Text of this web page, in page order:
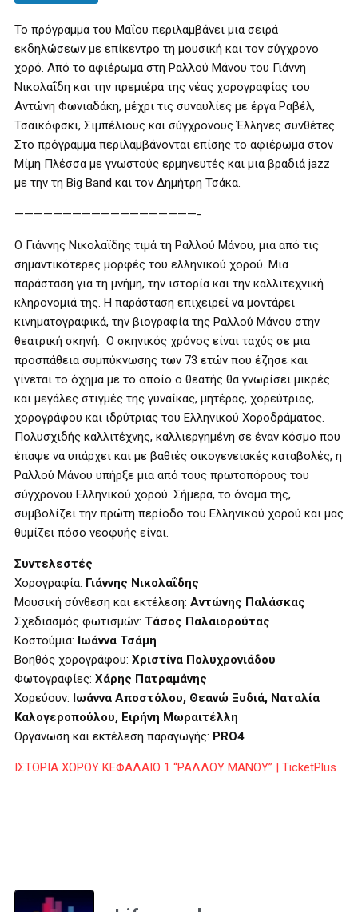
Το πρόγραμμα του Μαΐου περιλαμβάνει μια σειρά
εκδηλώσεων με επίκεντρο τη μουσική και τον σύγχρονο
χορό. Από το αφιέρωμα στη Ραλλού Μάνου του Γιάννη
Νικολαΐδη και την πρεμιέρα της νέας χορογραφίας του
Αντώνη Φωνιαδάκη, μέχρι τις συναυλίες με έργα Ραβέλ,
Τσαϊκόφσκι, Σιμπέλιους και σύγχρονους Έλληνες συνθέτες.
Στο πρόγραμμα περιλαμβάνονται επίσης το αφιέρωμα στον
Μίμη Πλέσσα με γνωστούς ερμηνευτές και μια βραδιά jazz
με την τη Big Band και τον Δημήτρη Τσάκα.
———————————————————-
Ο Γιάννης Νικολαΐδης τιμά τη Ραλλού Μάνου, μια από τις
σημαντικότερες μορφές του ελληνικού χορού. Μια
παράσταση για τη μνήμη, την ιστορία και την καλλιτεχνική
κληρονομιά της. Η παράσταση επιχειρεί να μοντάρει
κινηματογραφικά, την βιογραφία της Ραλλού Μάνου στην
θεατρική σκηνή. Ο σκηνικός χρόνος είναι ταχύς σε μια
προσπάθεια συμπύκνωσης των 73 ετών που έζησε και
γίνεται το όχημα με το οποίο ο θεατής θα γνωρίσει μικρές
και μεγάλες στιγμές της γυναίκας, μητέρας, χορεύτριας,
χορογράφου και ιδρύτριας του Ελληνικού Χοροδράματος.
Πολυσχιδής καλλιτέχνης, καλλιεργημένη σε έναν κόσμο που
έπαψε να υπάρχει και με βαθιές οικογενειακές καταβολές, η
Ραλλού Μάνου υπήρξε μια από τους πρωτοπόρους του
σύγχρονου Ελληνικού χορού. Σήμερα, το όνομα της,
συμβολίζει την πρώτη περίοδο του Ελληνικού χορού και μας
θυμίζει πόσο νεοφυής είναι.
Συντελεστές
Xορογραφία: Γιάννης Νικολαΐδης
Μουσική σύνθεση και εκτέλεση: Αντώνης Παλάσκας
Σχεδιασμός φωτισμών: Τάσος Παλαιορούτας
Κοστούμια: Ιωάννα Τσάμη
Βοηθός χορογράφου: Χριστίνα Πολυχρονιάδου
Φωτογραφίες: Χάρης Πατραμάνης
Χορεύουν: Ιωάννα Αποστόλου, Θεανώ Ξυδιά, Ναταλία
Καλογεροπούλου, Ειρήνη Μωραιτέλλη
Οργάνωση και εκτέλεση παραγωγής: PRO4
ΙΣΤΟΡΙΑ ΧΟΡΟΥ ΚΕΦΑΛΑΙΟ 1 “ΡΑΛΛΟΥ ΜΑΝΟΥ” | TicketPlus